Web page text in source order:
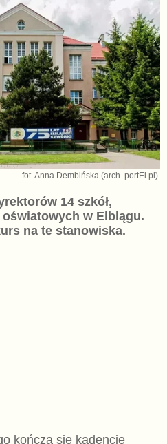
fot. Anna Dembińska (arch. portEl.pl)
14 szkół,
w Elblągu.
na te stanowiska.
kończą się kadencje